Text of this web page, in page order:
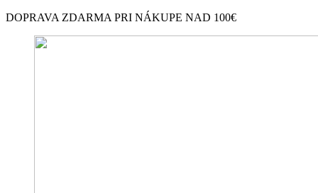
DOPRAVA ZDARMA PRI NÁKUPE NAD 100€